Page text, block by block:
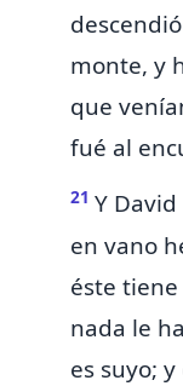
monte, y
que
fué al
21 Y
en vano
éste
nada le
es suyo;